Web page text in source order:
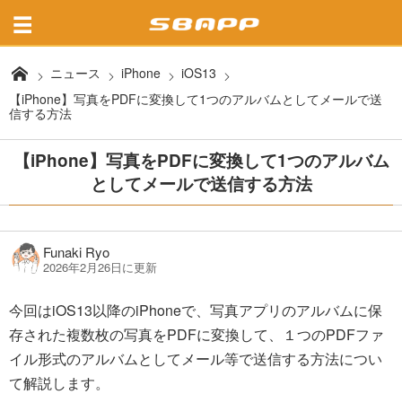
ニュース iPhone
iOS13
【iPhone】写真をPDFに変換して1つのアルバムとしてメールで送
信する方法
【iPhone】写真をPDFに変換して1つのアルバム
としてメールで送信する方法
Funaki Ryo
2026年2月26日に更新
今回はiOS13以降のiPhoneで、写真アプリのアルバムに保
存された複数枚の写真をPDFに変換して、１つのPDFファ
イル形式のアルバムとしてメール等で送信する方法につい
て解説します。